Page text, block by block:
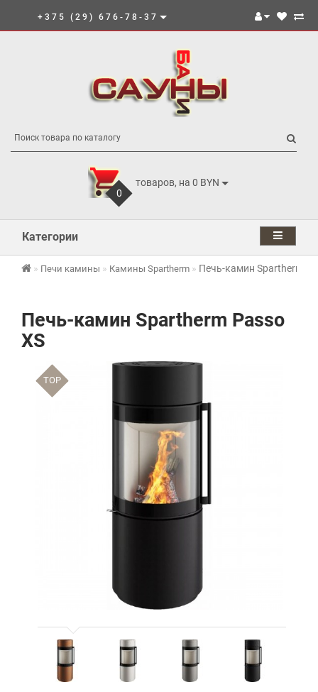
+375 (29) 676-78-37
0
товаров, на 0 BYN
Категории
Печи камины Камины Spartherm Печь-камин Spartherm
Печь-камин Spartherm Passo
XS
TOP